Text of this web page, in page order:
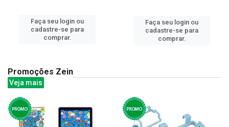
Faça seu login ou
cadastre-se para
comprar.
Faça seu login ou
cadastre-se para
comprar.
Promoções Zein
Veja mais